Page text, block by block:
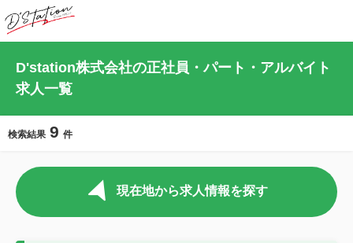
D'station株式会社の正社員・パート・アルバイト
求人一覧
検索結果 9 件
現在地から求人情報を探す